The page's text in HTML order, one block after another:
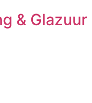
& Glazuur